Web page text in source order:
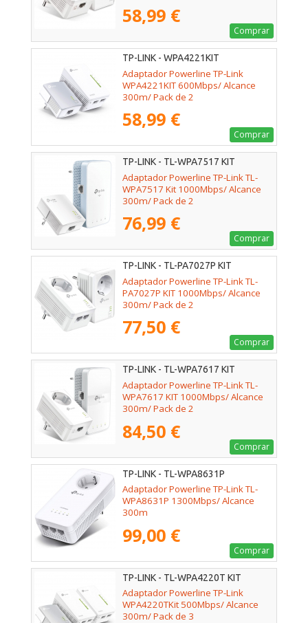
58,99 €
Comprar
TP-LINK - WPA4221KIT
Adaptador Powerline TP-Link
WPA4221KIT 600Mbps/ Alcance
300m/ Pack de 2
58,99 €
Comprar
TP-LINK - TL-WPA7517 KIT
Adaptador Powerline TP-Link TL-
WPA7517 Kit 1000Mbps/ Alcance
300m/ Pack de 2
76,99 €
Comprar
TP-LINK - TL-PA7027P KIT
Adaptador Powerline TP-Link TL-
PA7027P KIT 1000Mbps/ Alcance
300m/ Pack de 2
77,50 €
Comprar
TP-LINK - TL-WPA7617 KIT
Adaptador Powerline TP-Link TL-
WPA7617 KIT 1000Mbps/ Alcance
300m/ Pack de 2
84,50 €
Comprar
TP-LINK - TL-WPA8631P
Adaptador Powerline TP-Link TL-
WPA8631P 1300Mbps/ Alcance
300m
99,00 €
Comprar
TP-LINK - TL-WPA4220T KIT
Adaptador Powerline TP-Link
WPA4220TKit 500Mbps/ Alcance
300m/ Pack de 3